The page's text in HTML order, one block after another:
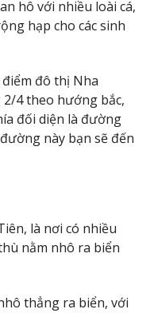
hô với nhiều loài cá,
hạp cho các sinh
đô thị Nha
4 theo hướng bắc,
đối diện là đường
này bạn sẽ đến
là nơi có nhiều
nằm nhô ra biển
thẳng ra biển, với